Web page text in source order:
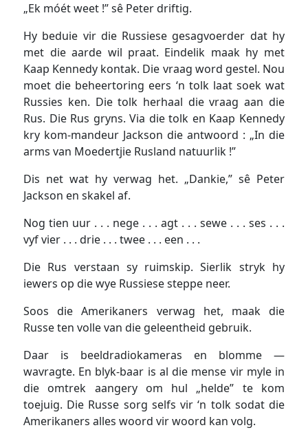
„Ek móét weet !” sê Peter driftig.
Hy beduie vir die Russiese gesagvoerder dat hy
met die aarde wil praat. Eindelik maak hy met
Kaap Kennedy kontak. Die vraag word gestel. Nou
moet die beheertoring eers ‘n tolk laat soek wat
Russies ken. Die tolk herhaal die vraag aan die
Rus. Die Rus gryns. Via die tolk en Kaap Kennedy
kry kom-mandeur Jackson die antwoord : „In die
arms van Moedertjie Rusland natuurlik !”
Dis net wat hy verwag het. „Dankie,” sê Peter
Jackson en skakel af.
Nog tien uur . . . nege . . . agt . . . sewe . . . ses . . .
vyf vier . . . drie . . . twee . . . een . . .
Die Rus verstaan sy ruimskip. Sierlik stryk hy
iewers op die wye Russiese steppe neer.
Soos die Amerikaners verwag het, maak die
Russe ten volle van die geleentheid gebruik.
Daar is beeldradiokameras en blomme —
wavragte. En blyk-baar is al die mense vir myle in
die omtrek aangery om hul „helde” te kom
toejuig. Die Russe sorg selfs vir ‘n tolk sodat die
Amerikaners alles woord vir woord kan volg.